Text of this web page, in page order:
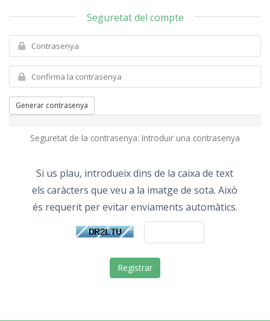
Seguretat del compte
Generar contrasenya
Seguretat de la contrasenya: Introduir una contrasenya
Si us plau, introdueix dins de la caixa de text
els caràcters que veu a la imatge de sota. Això
és requerit per evitar enviaments automàtics.